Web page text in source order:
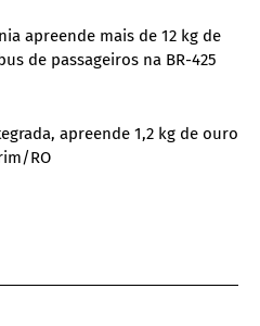
apreende mais de 12 kg de
de passageiros na BR-425
apreende 1,2 kg de ouro
RO